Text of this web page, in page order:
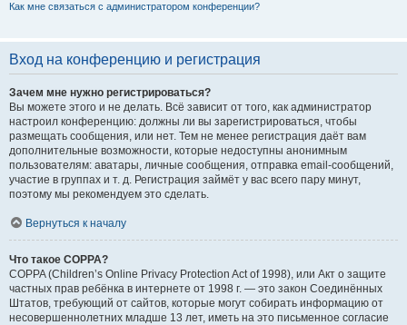
Как мне связаться с администратором конференции?
Вход на конференцию и регистрация
Зачем мне нужно регистрироваться?
Вы можете этого и не делать. Всё зависит от того, как администратор
настроил конференцию: должны ли вы зарегистрироваться, чтобы
размещать сообщения, или нет. Тем не менее регистрация даёт вам
дополнительные возможности, которые недоступны анонимным
пользователям: аватары, личные сообщения, отправка email-сообщений,
участие в группах и т. д. Регистрация займёт у вас всего пару минут,
поэтому мы рекомендуем это сделать.
Вернуться к началу
Что такое COPPA?
COPPA (Children’s Online Privacy Protection Act of 1998), или Акт о защите
частных прав ребёнка в интернете от 1998 г. — это закон Соединённых
Штатов, требующий от сайтов, которые могут собирать информацию от
несовершеннолетних младше 13 лет, иметь на это письменное согласие